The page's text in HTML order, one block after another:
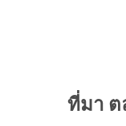
ที่มา ต